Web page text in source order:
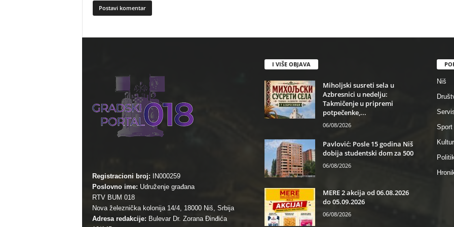
Registracioni broj:
IN000259
Poslovno ime: Udruženje građana
RTV BUM 018
Nova železnička kolonija 14/4, 18000 Niš, Srbija
Adresa redakcije: Bulevar Dr. Zorana Đinđića
I VIŠE OBJAVA
Miholjski susreti sela u
Azbresnici u nedelju:
Takmičenje u pripremi
potpečenke,...
06/08/2026
Pavlović: Posle 15 godina Niš
dobija studentski dom za 500
06/08/2026
MERE 2 akcija od 06.08.2026
do 05.09.2026
06/08/2026
Niš
Sport